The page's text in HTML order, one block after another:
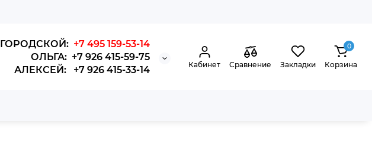
ГОРОДСКОЙ: +7 495 159-53-14
ОЛЬГА: +7 926 415-59-75
АЛЕКСЕЙ: +7 926 415-33-14
Кабинет Сравнение Закладки
0
Корзина